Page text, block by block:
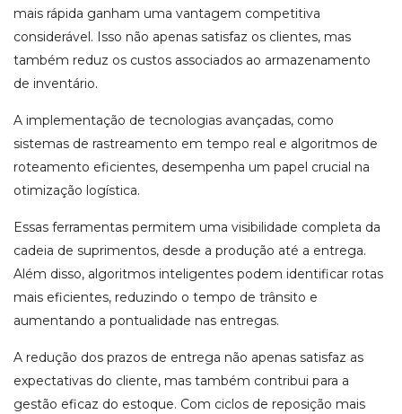
mais rápida ganham uma vantagem competitiva
considerável. Isso não apenas satisfaz os clientes, mas
também reduz os custos associados ao armazenamento
de inventário.
A implementação de tecnologias avançadas, como
sistemas de rastreamento em tempo real e algoritmos de
roteamento eficientes, desempenha um papel crucial na
otimização logística.
Essas ferramentas permitem uma visibilidade completa da
cadeia de suprimentos, desde a produção até a entrega.
Além disso, algoritmos inteligentes podem identificar rotas
mais eficientes, reduzindo o tempo de trânsito e
aumentando a pontualidade nas entregas.
A redução dos prazos de entrega não apenas satisfaz as
expectativas do cliente, mas também contribui para a
gestão eficaz do estoque. Com ciclos de reposição mais